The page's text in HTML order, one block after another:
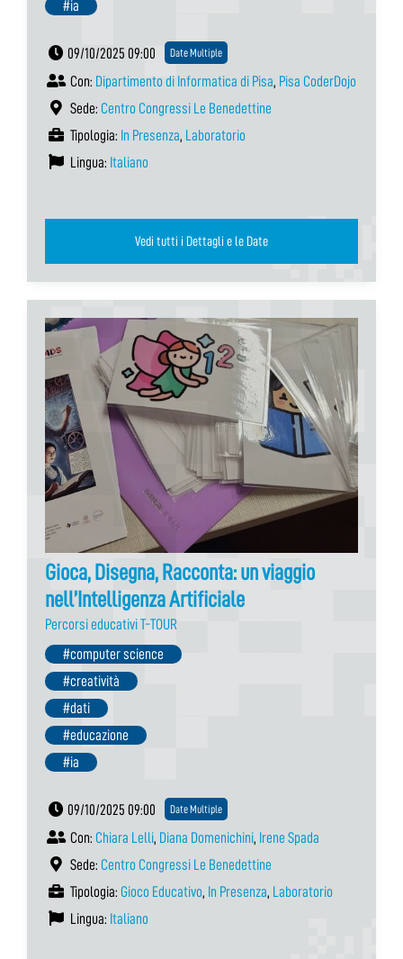
#ia
09/10/2025 09:00 Date Multiple
Con: Dipartimento di Informatica di Pisa, Pisa CoderDojo
Sede: Centro Congressi Le Benedettine
Tipologia: In Presenza, Laboratorio
Lingua: Italiano
Vedi tutti i Dettagli e le Date
Gioca, Disegna, Racconta: un viaggio
nell’Intelligenza Artificiale
Percorsi educativi T-TOUR
#computer science
#creatività
#dati
#educazione
#ia
09/10/2025 09:00 Date Multiple
Con: Chiara Lelli, Diana Domenichini, Irene Spada
Sede: Centro Congressi Le Benedettine
Tipologia: Gioco Educativo, In Presenza, Laboratorio
Lingua: Italiano